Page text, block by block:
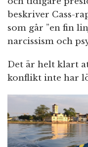
beskriver Cass-
som går ”en fin
narcissism och
Det är helt klart
konflikt inte har